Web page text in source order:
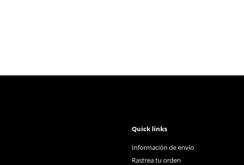
Quick links
Información de envío
Rastrea tu orden